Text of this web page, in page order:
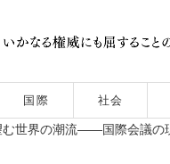
国際 社会
む世界の潮流――国際会議